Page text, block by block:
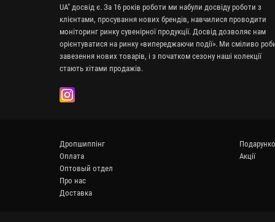
UA" досвід є. За 16 років роботи ми набули досвіду роботи з
клієнтами, просування нових брендів, навчилися проводити
моніторинг ринку сувенірної продукції. Досвід дозволяє нам
орієнтуватися на ринку «випереджаючи події». Ми сміливо
завезення нових товарів, і з початком сезону наші колекції
стають хітами продажів.
Дропшиппінг
Оплата
Оптовый отдел
Про нас
Доставка
Акції